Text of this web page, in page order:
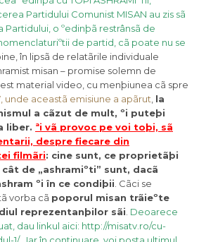
Partidului Comunist MISAN au zis sã
Partidului, o ºedinþã restrânsã de
de partid, cã poate nu se
în lipsã de relatãrile individuale
misan – promise solemn de
material video, cu menþiunea cã spre
unde aceastã emisiune a apãrut la
a cãzut de mult, ºi puteþi
liber. ªi vã provoc pe voi toþi, sã
despre fiecare din
filmãri: cine sunt, ce proprietãþi
de „ashramiºti” sunt, dacã
ºi în ce condiþii . Cãci se
vorba cã poporul misan trãieºte
reprezentanþilor sãi Deoarece
dau linkul aici: http://misatv.ro/cu-